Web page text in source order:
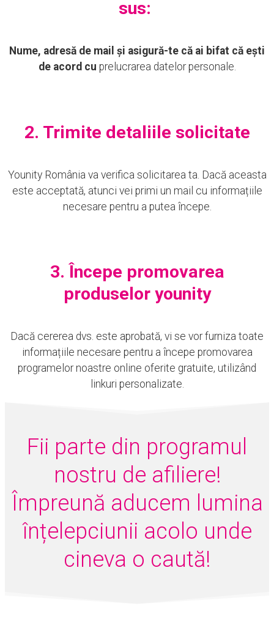
sus:
Nume, adresă de mail și asigură-te că ai bifat că ești
de acord cu prelucrarea datelor personale.
2. Trimite detaliile solicitate
Younity România va verifica solicitarea ta. Dacă aceasta
este acceptată, atunci vei primi un mail cu informațiile
necesare pentru a putea începe.
3. Începe promovarea
produselor younity
Dacă cererea dvs. este aprobată, vi se vor furniza toate
informațiile necesare pentru a începe promovarea
programelor noastre online oferite gratuite, utilizând
linkuri personalizate.
Fii parte din programul
nostru de afiliere!
Împreună aducem lumina
înțelepciunii acolo unde
cineva o caută!